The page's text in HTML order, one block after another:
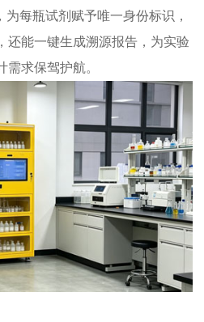
每瓶试剂赋予唯一身份标识，
还能一键生成溯源报告，为实验
求保驾护航。